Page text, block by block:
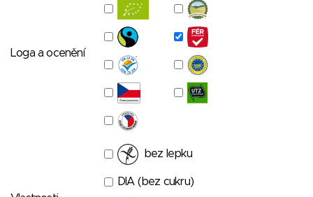
Loga a ocenění
bez lepku
DIA (bez cukru)